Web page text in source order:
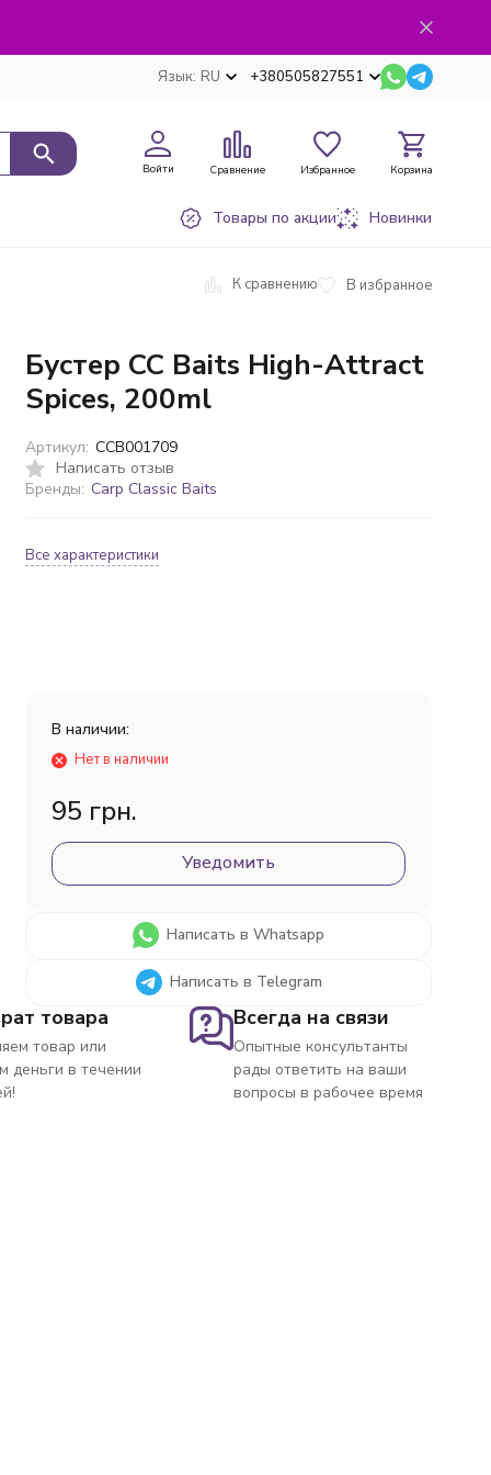
Язык: RU +380505827551
Войти Сравнение Избранное Корзина
Товары по акции Новинки
К сравнению В избранное
Бустер CC Baits High-Attract
Spices, 200ml
Написать отзыв
Бренды: Carp Classic Baits
Артикул: CCB001709
Все характеристики
В наличии:
Нет в наличии
95 грн.
Уведомить
Написать в Whatsapp
Написать в Telegram
товара
товар или
деньги в течении
Всегда на связи
Опытные консультанты
рады ответить на ваши
вопросы в рабочее время